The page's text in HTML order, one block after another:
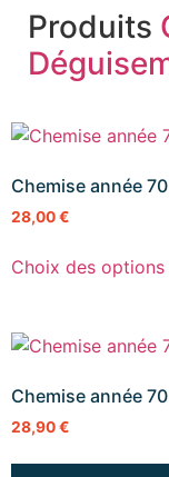
Produits
Chemise année
28,00€
Choix des options
Chemise année
28,90€